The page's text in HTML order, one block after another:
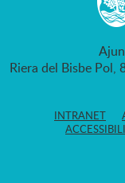
Riera del Bisbe Pol,
INTRANET